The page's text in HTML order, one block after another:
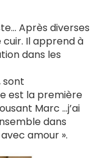
Après diverses
Il apprend à
dans les
sont
est la première
Marc …j’ai
dans
amour ».